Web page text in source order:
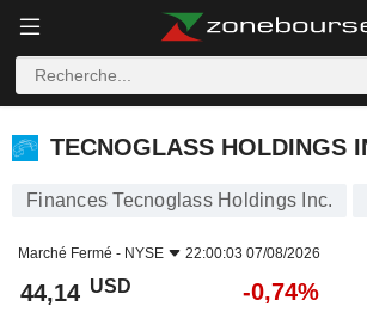
TECNOGLASS HOLDINGS INC.
TECNOGLASS HOLDINGS
Finances Tecnoglass Holdings Inc.
Marché Fermé - NYSE 22:00:03 07/08/2026
44,14 USD -0,74%